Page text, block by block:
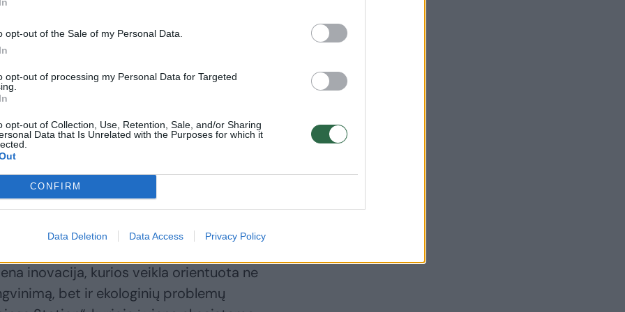
opt-out of the Sale of my Personal Data.
opt-out of processing my Personal Data for Targeted
opt-out of Collection, Use, Retention, Sale, and/or Sharing
Data that Is Unrelated with the Purposes for which it
CONFIRM
Data Deletion Data Access Privacy Policy
efektyvesniam įrenginių
buvo patobulintos netikėtais
prietaisus siejančioje „SmartThings
būti sujungiamas su išmaniuoju
žmogaus kūno masės indeksą
pasiūlys personalizuotus patiekalų
sveikatos tikslų. Be to, receptai
esančius produktus. Tikimasi, kad tai
problemą bei prisidėti prie
inovacija, kurios veikla orientuota ne
bet ir ekologinių problemų